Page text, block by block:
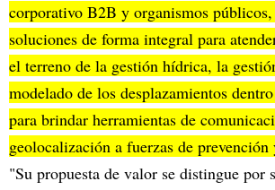
corporativo B2B y organismos
soluciones de forma integral para
el terreno de la gestión hídrica, la
modelado de los desplazamientos
para brindar herramientas de
geolocalización a fuerzas de prevención
"Su propuesta de valor se distingue por